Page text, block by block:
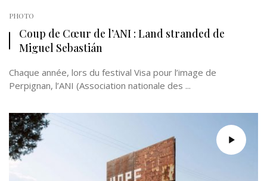
PHOTO
Coup de Cœur de l’ANI : Land stranded de
Miguel Sebastián
Chaque année, lors du festival Visa pour l’image de
Perpignan, l’ANI (Association nationale des ...